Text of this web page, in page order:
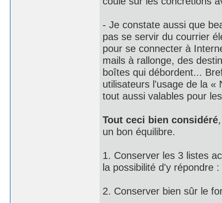
- Je constate aussi que
pas se servir du courrier
pour se connecter à
mails à rallonge, des
boîtes qui débordent...
utilisateurs l'usage de la «
tout aussi valables pour
Tout ceci bien considéré
un bon équilibre.
1. Conserver les 3 listes
la possibilité d'y répondre
2. Conserver bien sûr le